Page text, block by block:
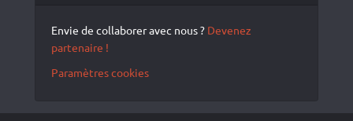
Envie de collaborer avec nous ? Devenez
partenaire !
Paramètres cookies